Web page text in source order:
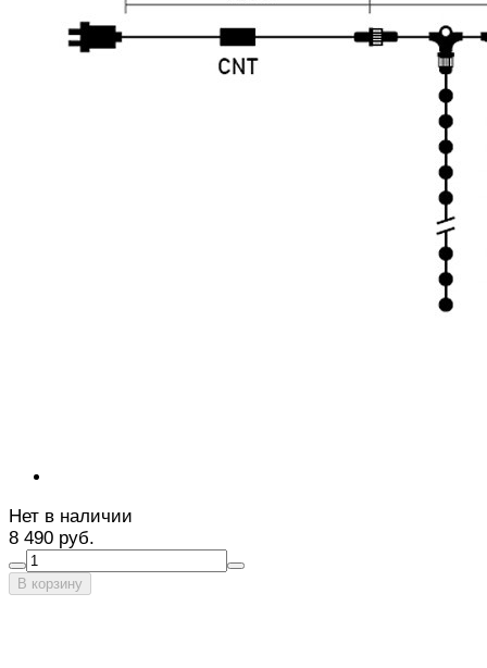
Нет в наличии
8 490 руб.
В корзину